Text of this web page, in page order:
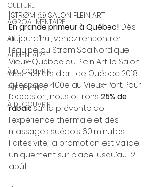
CULTURE
AGROALIMENTAIRE
ART
ALIMENTAIRE
À DÉCOUVRIR
ÉVÉNEMENTS
À DÉCOUVRIR
[STRØM @ SALON PLEIN ART]
En grande primeur à Québec! Dès
aujourd’hui, venez rencontrer
l’équipe du Strøm Spa Nordique
Vieux-Québec au Plein Art, le Salon
des métiers d'art de Québec 2018
à l’espace 400e au Vieux-Port. Pour
l’occasion, nous offrons 25% de
rabais sur la prévente de
l’expérience thermale et des
massages suédois 60 minutes.
Faites vite, la promotion est valide
uniquement sur place jusqu’au 12
août!